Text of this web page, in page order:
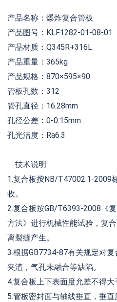
产品名称：爆炸复合管板
产品图号：KLF1282-01-08-01
产品材质：Q345R+316L
产品重量：365kg
产品规格：870×595×90
管板孔数：312
管孔直径：16.28mm
孔径公差：0-0.15mm
孔光洁度：Ra6.3
技术说明
1.复合板按NB/T47002.1-2009
收。
2.复合板按GB/T6393-2008《
方法》进行机械性能试验，复
离裂缝产生。
3.根据GB7734-87有关规定对
夹渣，气孔未融合等缺陷。
4.复合板上下表面度允差不得大
5.管板密封面与轴线垂直，垂直